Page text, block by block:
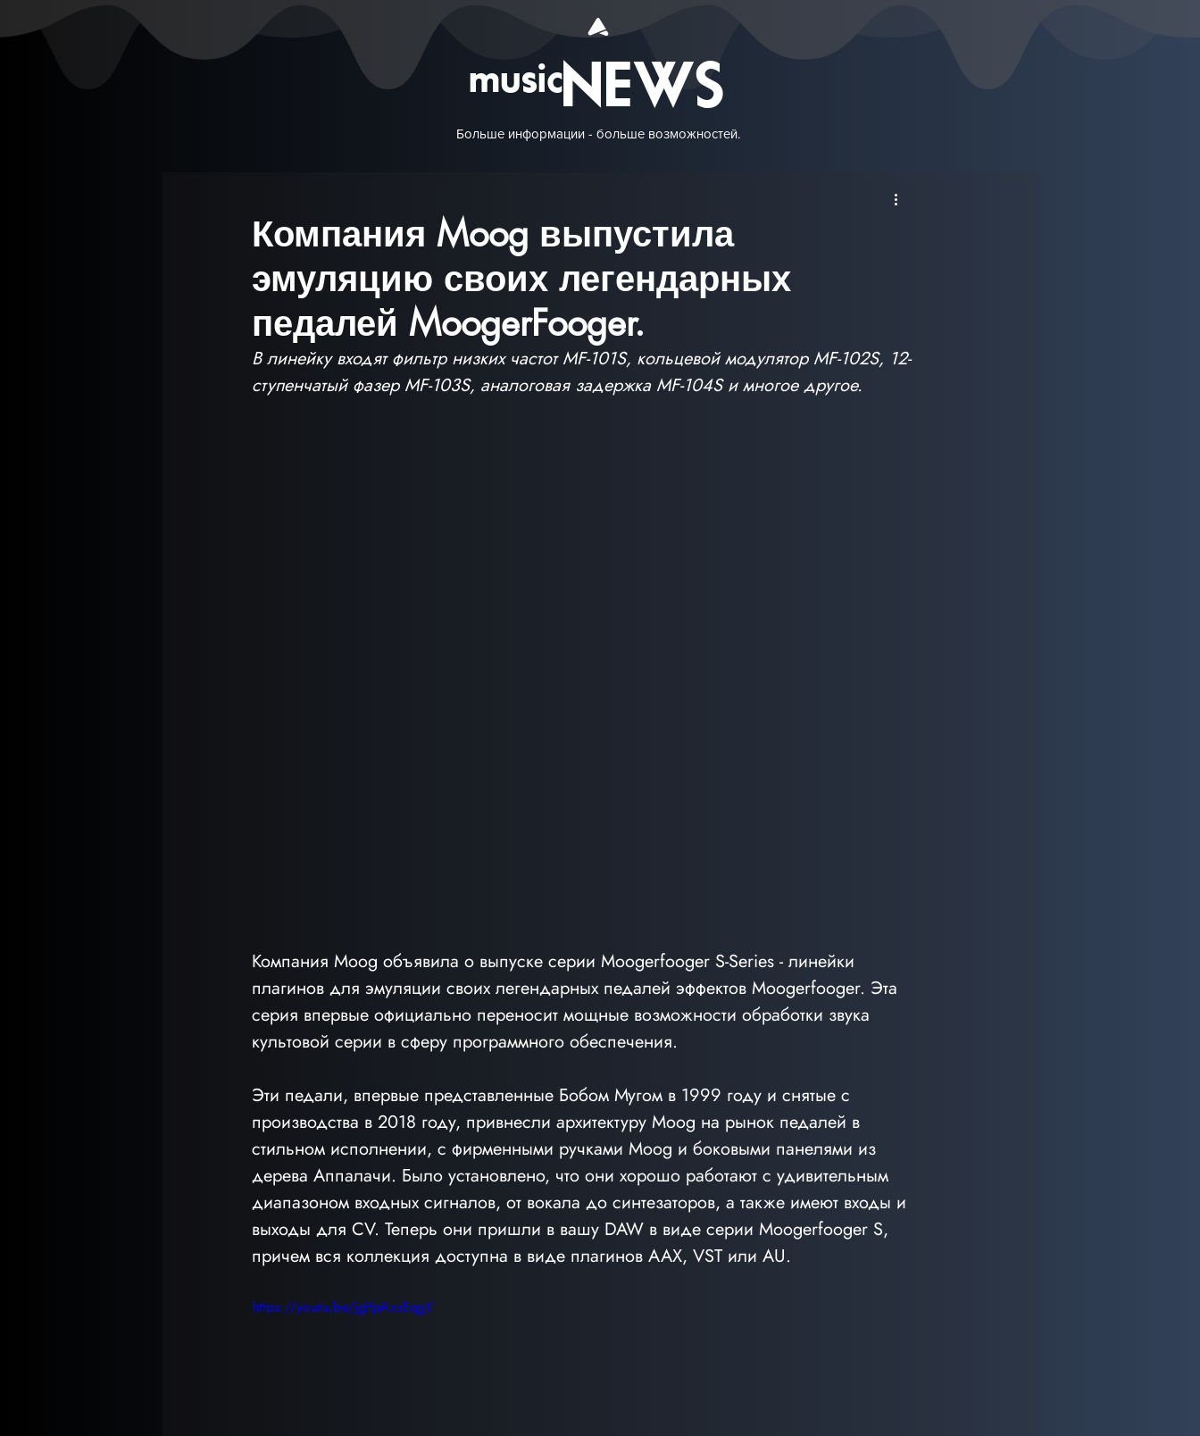
NEWS
music
Больше информации - больше возможностей.
Компания Moog выпустила
эмуляцию своих легендарных
педалей MoogerFooger.
В линейку входят фильтр низких частот MF-101S, кольцевой модулятор MF-102S, 12-
ступенчатый фазер MF-103S, аналоговая задержка MF-104S и многое другое.
Компания Moog объявила о выпуске серии Moogerfooger S-Series - линейки
плагинов для эмуляции своих легендарных педалей эффектов Moogerfooger. Эта
серия впервые официально переносит мощные возможности обработки звука
культовой серии в сферу программного обеспечения.
Эти педали, впервые представленные Бобом Мугом в 1999 году и снятые с
производства в 2018 году, привнесли архитектуру Moog на рынок педалей в
стильном исполнении, с фирменными ручками Moog и боковыми панелями из
дерева Аппалачи. Было установлено, что они хорошо работают с удивительным
диапазоном входных сигналов, от вокала до синтезаторов, а также имеют входы и
выходы для CV. Теперь они пришли в вашу DAW в виде серии Moogerfooger S,
причем вся коллекция доступна в виде плагинов AAX, VST или AU.
https://youtu.be/jgYpAxsEqgY